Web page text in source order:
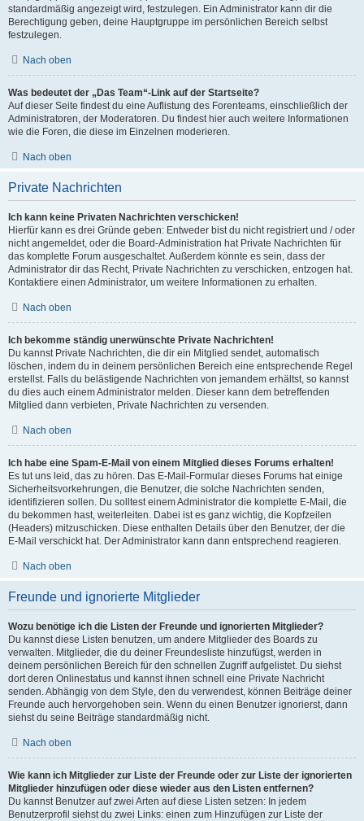
standardmäßig angezeigt wird, festzulegen. Ein Administrator kann dir die
Berechtigung geben, deine Hauptgruppe im persönlichen Bereich selbst
festzulegen.
Nach oben
Was bedeutet der „Das Team“-Link auf der Startseite?
Auf dieser Seite findest du eine Auflistung des Forenteams, einschließlich der
Administratoren, der Moderatoren. Du findest hier auch weitere Informationen
wie die Foren, die diese im Einzelnen moderieren.
Nach oben
Private Nachrichten
Ich kann keine Privaten Nachrichten verschicken!
Hierfür kann es drei Gründe geben: Entweder bist du nicht registriert und / oder
nicht angemeldet, oder die Board-Administration hat Private Nachrichten für
das komplette Forum ausgeschaltet. Außerdem könnte es sein, dass der
Administrator dir das Recht, Private Nachrichten zu verschicken, entzogen hat.
Kontaktiere einen Administrator, um weitere Informationen zu erhalten.
Nach oben
Ich bekomme ständig unerwünschte Private Nachrichten!
Du kannst Private Nachrichten, die dir ein Mitglied sendet, automatisch
löschen, indem du in deinem persönlichen Bereich eine entsprechende Regel
erstellst. Falls du belästigende Nachrichten von jemandem erhältst, so kannst
du dies auch einem Administrator melden. Dieser kann dem betreffenden
Mitglied dann verbieten, Private Nachrichten zu versenden.
Nach oben
Ich habe eine Spam-E-Mail von einem Mitglied dieses Forums erhalten!
Es tut uns leid, das zu hören. Das E-Mail-Formular dieses Forums hat einige
Sicherheitsvorkehrungen, die Benutzer, die solche Nachrichten senden,
identifizieren sollen. Du solltest einem Administrator die komplette E-Mail, die
du bekommen hast, weiterleiten. Dabei ist es ganz wichtig, die Kopfzeilen
(Headers) mitzuschicken. Diese enthalten Details über den Benutzer, der die
E-Mail verschickt hat. Der Administrator kann dann entsprechend reagieren.
Nach oben
Freunde und ignorierte Mitglieder
Wozu benötige ich die Listen der Freunde und ignorierten Mitglieder?
Du kannst diese Listen benutzen, um andere Mitglieder des Boards zu
verwalten. Mitglieder, die du deiner Freundesliste hinzufügst, werden in
deinem persönlichen Bereich für den schnellen Zugriff aufgelistet. Du siehst
dort deren Onlinestatus und kannst ihnen schnell eine Private Nachricht
senden. Abhängig von dem Style, den du verwendest, können Beiträge deiner
Freunde auch hervorgehoben sein. Wenn du einen Benutzer ignorierst, dann
siehst du seine Beiträge standardmäßig nicht.
Nach oben
Wie kann ich Mitglieder zur Liste der Freunde oder zur Liste der ignorierten
Mitglieder hinzufügen oder diese wieder aus den Listen entfernen?
Du kannst Benutzer auf zwei Arten auf diese Listen setzen: In jedem
Benutzerprofil siehst du zwei Links: einen zum Hinzufügen zur Liste der